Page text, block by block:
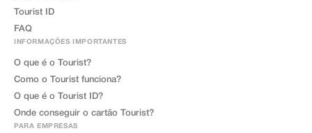
Tourist ID
FAQ
INFORMAÇÕES IMPORTANTES
O que é o Tourist?
Como o Tourist funciona?
O que é o Tourist ID?
Onde conseguir o cartão Tourist?
PARA EMPRESAS